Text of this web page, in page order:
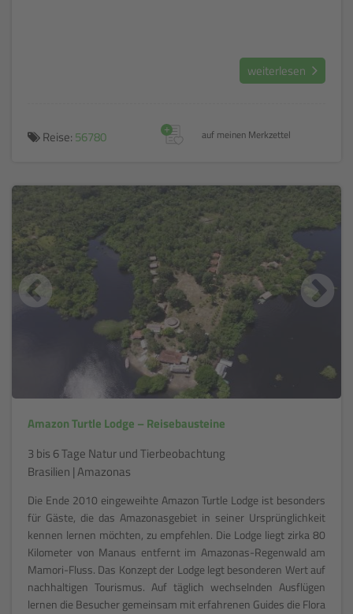
weiterlesen
Reise: 56780 auf meinen Merkzettel
+
Amazon Turtle Lodge – Reisebausteine
3 bis 6 Tage Natur und Tierbeobachtung
Brasilien | Amazonas
Die Ende 2010 eingeweihte Amazon Turtle Lodge ist besonders
für Gäste, die das Amazonasgebiet in seiner Ursprünglichkeit
kennen lernen möchten, zu empfehlen. Die Lodge liegt zirka 80
Kilometer von Manaus entfernt im Amazonas-Regenwald am
Mamori-Fluss. Das Konzept der Lodge legt besonderen Wert auf
nachhaltigen Tourismus. Auf täglich wechselnden Ausflügen
lernen die Besucher gemeinsam mit erfahrenen Guides die Flora